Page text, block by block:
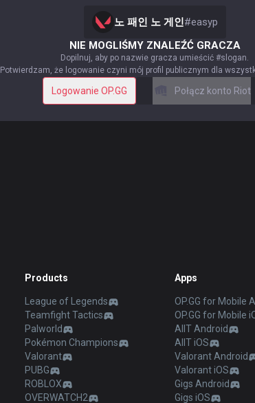
노 패인 노 게인#easyp
NIE MOGLIŚMY ZNALEŹĆ GRACZA
Dopilnuj, aby po nazwie gracza umieścić #slogan.
Potwierdzam, że logowanie czyni mój profil publicznym dla
Logowanie OP.GG Połącz konto Riot
Products
League of Legends
Teamfight Tactics
Palworld
Pokémon Champions
Valorant
PUBG
ROBLOX
OVERWATCH2
Apps
OP.GG for Mobile
OP.GG for Mobile
AllT Android
AllT iOS
Valorant Android
Valorant iOS
Gigs Android
Gigs iOS